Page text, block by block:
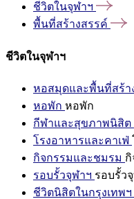
ชีวิตในจุฬาฯ
พื้นที่สร้างสรรค์
ชีวิตในจุฬาฯ
หอสมุดและพื้นที่สร้า
หอพัก หอพัก
กีฬาและสุขภาพนิสิต
โรงอาหารและคาเฟ่
กิจกรรมและชมรม
รอบรั้วจุฬาฯ รอบรั้ว
ชีวิตนิสิตในกรุงเทพฯ